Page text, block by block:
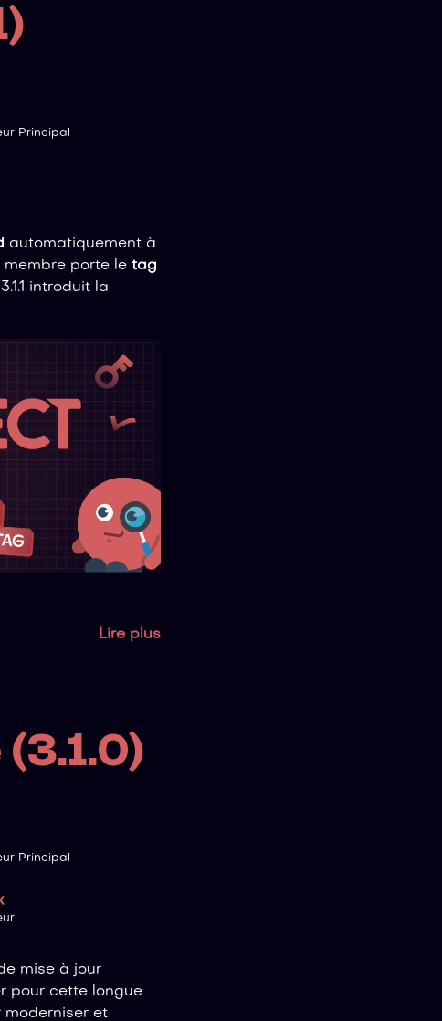
Principal
automatiquement à
membre porte le tag
introduit la
Lire plus
Principal
mise à jour
pour cette longue
moderniser et